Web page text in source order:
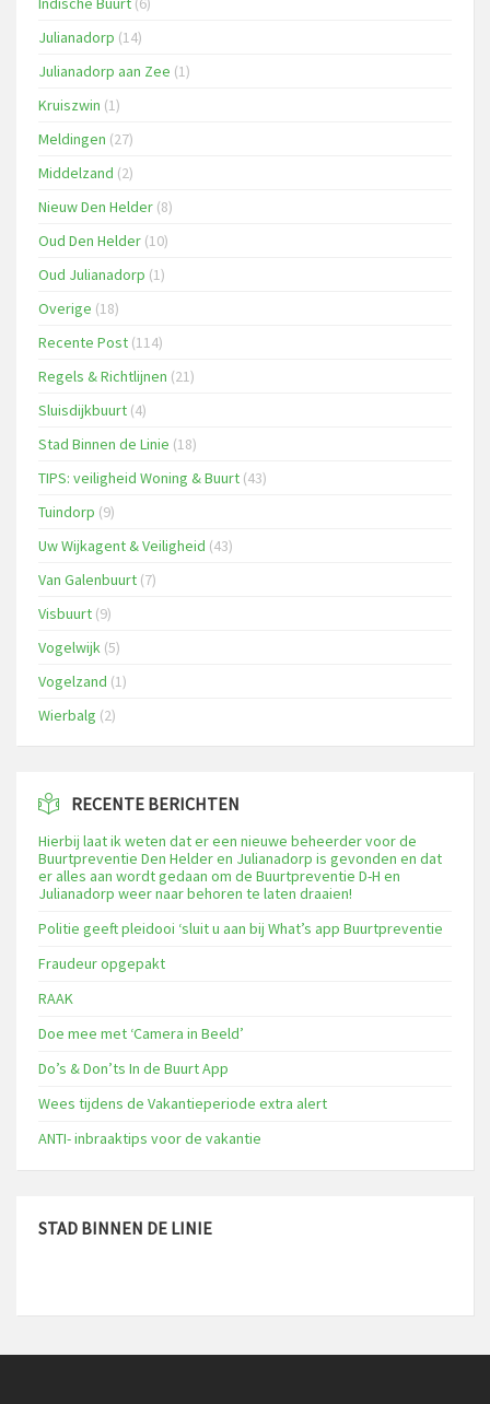
Julianadorp (14)
Julianadorp aan Zee (1)
Kruiszwin (1)
Meldingen (27)
Middelzand (2)
Nieuw Den Helder (8)
Oud Den Helder (10)
Oud Julianadorp (1)
Overige (18)
Recente Post (114)
Regels & Richtlijnen (21)
Sluisdijkbuurt (4)
Stad Binnen de Linie (18)
TIPS: veiligheid Woning & Buurt (43)
Tuindorp (9)
Uw Wijkagent & Veiligheid (43)
Van Galenbuurt (7)
Visbuurt (9)
Vogelwijk (5)
Vogelzand (1)
Wierbalg (2)
RECENTE BERICHTEN
Hierbij laat ik weten dat er een nieuwe beheerder voor de
Buurtpreventie Den Helder en Julianadorp is gevonden en dat
er alles aan wordt gedaan om de Buurtpreventie D-H en
Julianadorp weer naar behoren te laten draaien!
Politie geeft pleidooi ‘sluit u aan bij What’s app Buurtpreventie
Fraudeur opgepakt
RAAK
Doe mee met ‘Camera in Beeld’
Do’s & Don’ts In de Buurt App
Wees tijdens de Vakantieperiode extra alert
ANTI- inbraaktips voor de vakantie
STAD BINNEN DE LINIE